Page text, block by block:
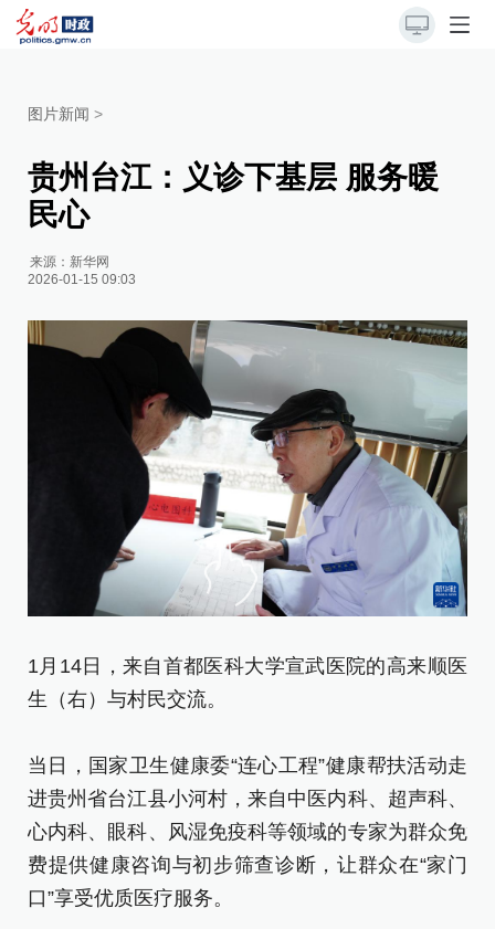
图片新闻 >
贵州台江：义诊下基层 服务暖
民心
来源： 新华网
2026-01-15 09:03
1月14日，来自首都医科大学宣武医院的高来顺医
生（右）与村民交流。
当日，国家卫生健康委“连心工程”健康帮扶活动走
进贵州省台江县小河村，来自中医内科、超声科、
心内科、眼科、风湿免疫科等领域的专家为群众免
费提供健康咨询与初步筛查诊断，让群众在“家门
口”享受优质医疗服务。